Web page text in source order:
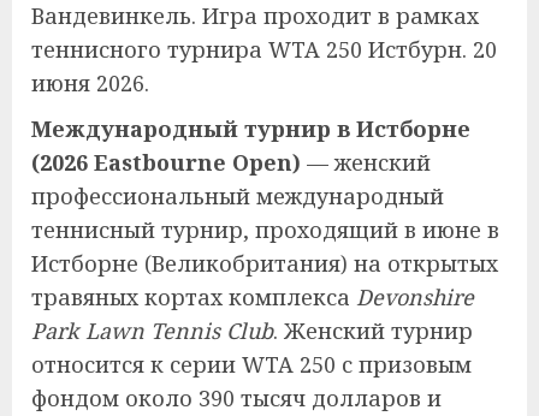
Вандевинкель. Игра проходит в рамках
теннисного турнира WTA 250 Истбурн. 20
июня 2026.
Международный турнир в Истборне
(2026 Eastbourne Open) — женский
профессиональный международный
теннисный турнир, проходящий в июне в
Истборне (Великобритания) на открытых
травяных кортах комплекса Devonshire
Park Lawn Tennis Club. Женский турнир
относится к серии WTA 250 с призовым
фондом около 390 тысяч долларов и